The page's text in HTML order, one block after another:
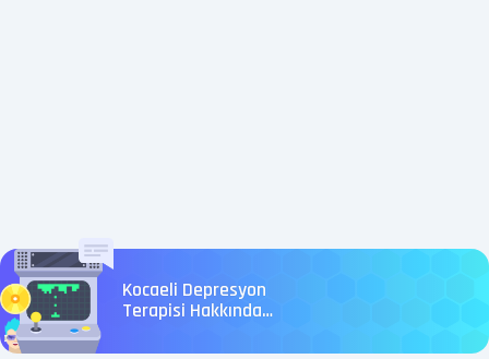
Kocaeli Depresyon
Terapisi Hakkında